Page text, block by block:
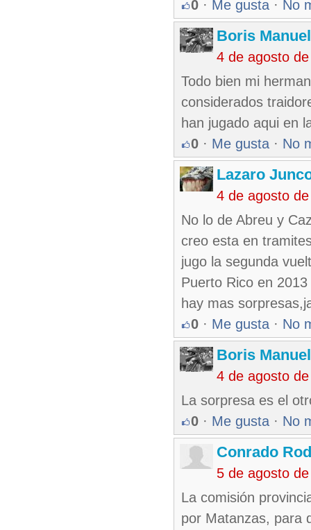
0 · Me gusta · No
Boris
4 de agosto
Todo bien mi
considerados
han jugado aqui en
0 · Me gusta · No
Lazaro
4 de agosto
No lo de Abreu y
creo esta en
jugo la segunda
Puerto Rico en
hay mas
0 · Me gusta · No
Boris
4 de agosto
La sorpresa es el
0 · Me gusta · No
Conrado
5 de agosto
La comisión
por Matanzas, para